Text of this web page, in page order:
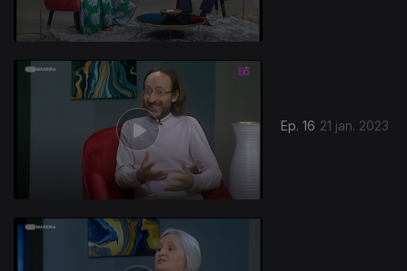
Ep. 16 21 jan. 2023
665935